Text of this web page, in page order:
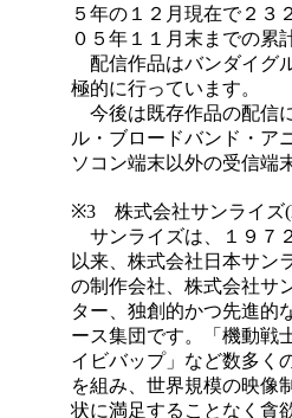
５年の１２月現在で２３
０５年１１月末までの累
配信作品はバンダイグ
極的に行っています。
今後は既存作品の配信
ル・ブロードバンド・ア
ソコン端末以外の受信端
※3 株式会社サンライズ
サンライズは、１９７
以来、株式会社日本サン
の制作会社、株式会社サ
ター、独創的かつ先進的
ース集団です。「機動戦
イビバップ」など数多く
を組み、世界規模の映像
状に満足することなく貪